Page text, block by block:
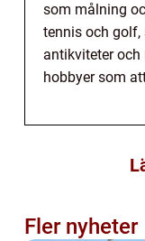
som målning
tennis och golf,
antikviteter
hobbyer som
Fler nyheter